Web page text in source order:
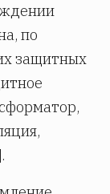
по
защитных